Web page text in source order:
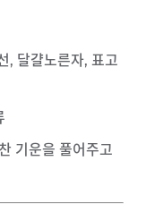
, 달걀노른자, 표고
기운을 풀어주고